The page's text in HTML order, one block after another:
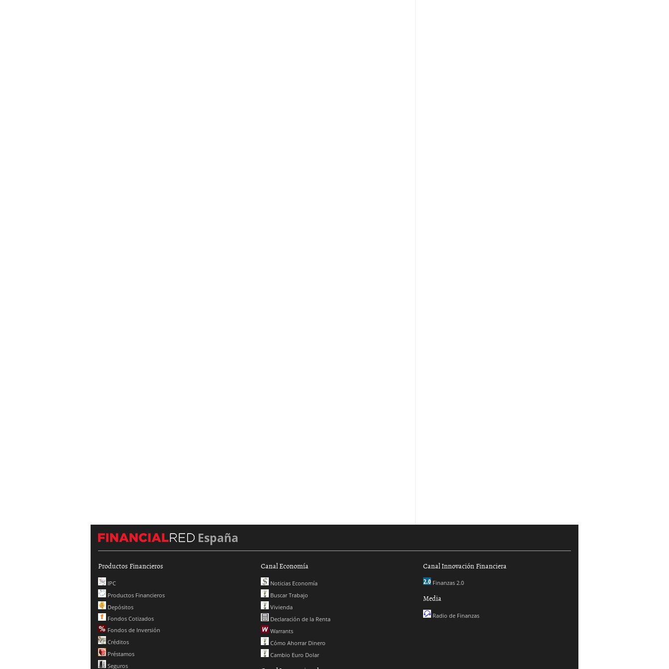
España
Productos Financieros
IPC
Productos Financieros
Depósitos
Fondos Cotizados
Fondos de Inversión
Créditos
Préstamos
Seguros
Canal Economía
Noticias Economía
Buscar Trabajo
Vivienda
Declaración de la Renta
Warrants
Cómo Ahorrar Dinero
Cambio Euro Dolar
Canal Innovación Financiera
Finanzas 2.0
Media
Radio de Finanzas